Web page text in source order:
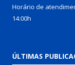
Horário de
14:00h
ÚLTIMAS